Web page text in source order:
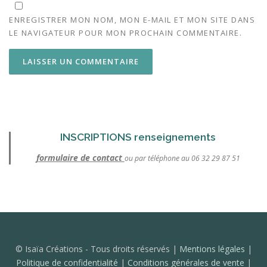
ENREGISTRER MON NOM, MON E-MAIL ET MON SITE DANS
LE NAVIGATEUR POUR MON PROCHAIN COMMENTAIRE.
INSCRIPTIONS renseignements
formulaire de contact ou par téléphone au 06 32 29 87 51
© Isaïa Créations - Tous droits réservés | Mentions légales |
Politique de confidentialité | Conditions générales de vente |